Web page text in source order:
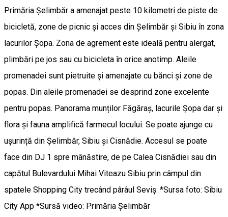
Primăria Șelimbăr a amenajat peste 10 kilometri de piste de
bicicletă, zone de picnic și acces din Șelimbăr și Sibiu în zona
lacurilor Șopa. Zona de agrement este ideală pentru alergat,
plimbări pe jos sau cu bicicleta în orice anotimp. Aleile
promenadei sunt pietruite și amenajate cu bănci și zone de
popas. Din aleile promenadei se desprind zone excelente
pentru popas. Panorama munților Făgăraș, lacurile Șopa dar și
flora și fauna amplifică farmecul locului. Se poate ajunge cu
ușurință din Șelimbăr, Sibiu și Cisnădie. Accesul se poate
face din DJ 1 spre mânăstire, de pe Calea Cisnădiei sau din
capătul Bulevardului Mihai Viteazu Sibiu prin câmpul din
spatele Shopping City trecând pârâul Seviș. *Sursa foto: Sibiu
City App *Sursă video: Primăria Șelimbăr